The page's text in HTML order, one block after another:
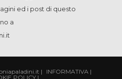
ed i post di questo
a
| INFORMATIVA |
POLICY |